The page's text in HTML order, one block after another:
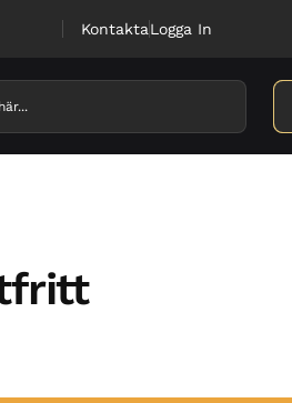
KontaktaLogga In